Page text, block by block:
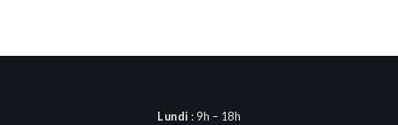
Lundi : 9h – 18h